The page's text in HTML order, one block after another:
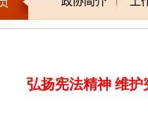
弘扬宪法精神 维护